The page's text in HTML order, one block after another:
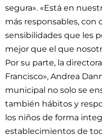
segura». «Está en
más responsables, con
sensibilidades que les
mejor que el que
Por su parte, la
Francisco», Andrea
municipal no solo se
también hábitos y
los niños de forma
establecimientos de